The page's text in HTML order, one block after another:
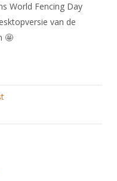
World Fencing Day
van de
🤩